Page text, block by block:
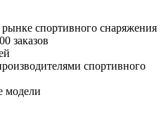
спортивного снаряжения
заказов
спортивного
модели